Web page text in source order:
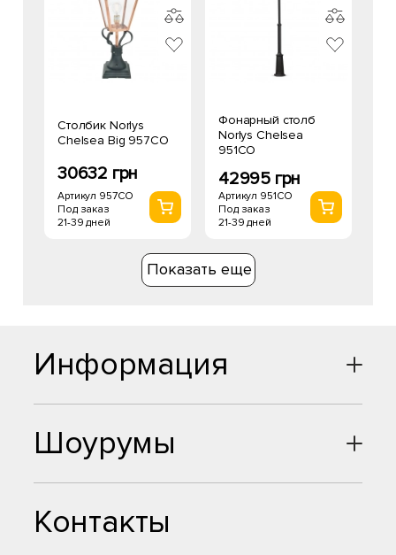
Столбик Norlys
Chelsea Big 957CO
30632 грн
Артикул 957CO
Под заказ
21-39 дней
Фонарный столб
Norlys Chelsea
951CO
42995 грн
Артикул 951CO
Под заказ
21-39 дней
Показать еще
Шоурумы
Контакты
Информация